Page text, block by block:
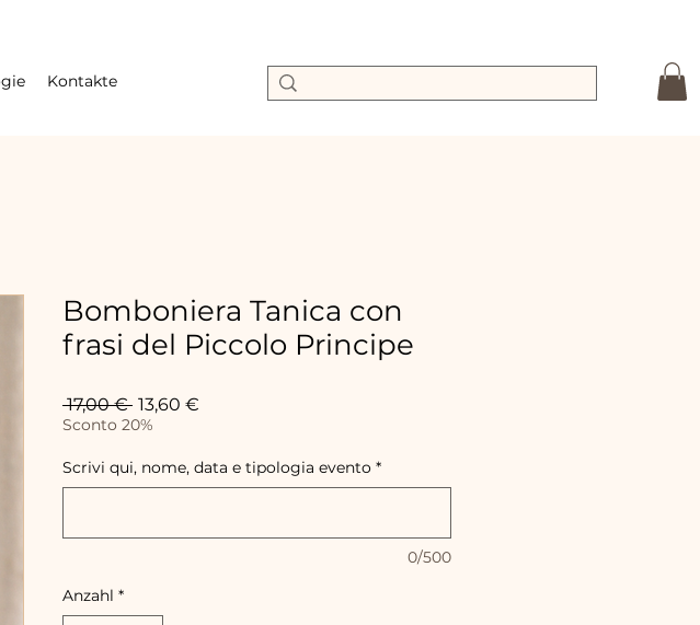
Kontakte
Bomboniera Tanica con
frasi del Piccolo Principe
17,00 € Standardpreis
13,60 €
Sconto 20%
Scrivi qui, nome, data e tipologia evento *
0/500
Anzahl *